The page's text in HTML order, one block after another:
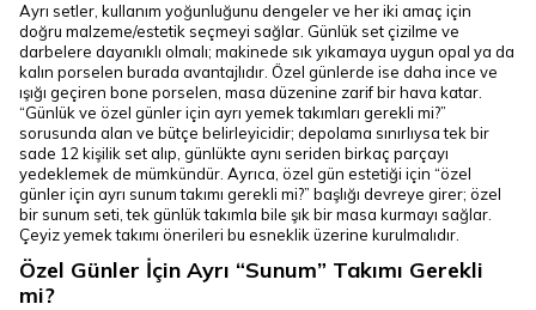
Ayrı setler, kullanım yoğunluğunu dengeler ve her iki amaç için
doğru malzeme/estetik seçmeyi sağlar. Günlük set çizilme ve
darbelere dayanıklı olmalı; makinede sık yıkamaya uygun opal ya da
kalın porselen burada avantajlıdır. Özel günlerde ise daha ince ve
ışığı geçiren bone porselen, masa düzenine zarif bir hava katar.
“Günlük ve özel günler için ayrı yemek takımları gerekli mi?”
sorusunda alan ve bütçe belirleyicidir; depolama sınırlıysa tek bir
sade 12 kişilik set alıp, günlükte aynı seriden birkaç parçayı
yedeklemek de mümkündür. Ayrıca, özel gün estetiği için “özel
günler için ayrı sunum takımı gerekli mi?” başlığı devreye girer; özel
bir sunum seti, tek günlük takımla bile şık bir masa kurmayı sağlar.
Çeyiz yemek takımı önerileri bu esneklik üzerine kurulmalıdır.
Özel Günler İçin Ayrı “Sunum” Takımı Gerekli
mi?